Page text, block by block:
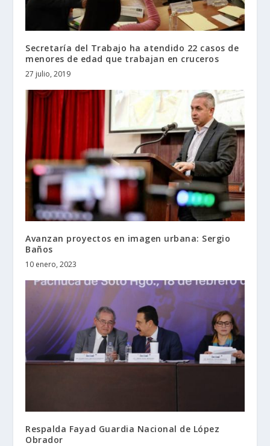
Secretaría del Trabajo ha atendido 22 casos de
menores de edad que trabajan en cruceros
27 julio, 2019
Avanzan proyectos en imagen urbana: Sergio
Baños
10 enero, 2023
Respalda Fayad Guardia Nacional de López
Obrador